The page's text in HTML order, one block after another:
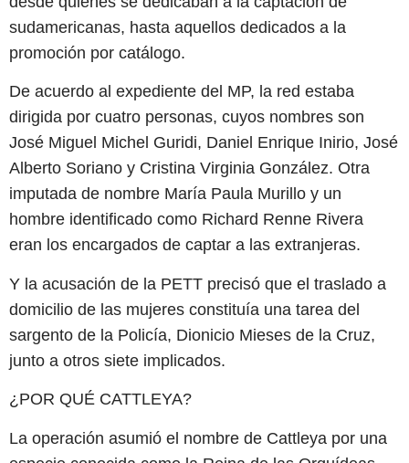
sudamericanas, hasta aquellos dedicados a la
promoción por catálogo.
De acuerdo al expediente del MP, la red estaba
dirigida por cuatro personas, cuyos nombres son
José Miguel Michel Guridi, Daniel Enrique Inirio, José
Alberto Soriano y Cristina Virginia González. Otra
imputada de nombre María Paula Murillo y un
hombre identificado como Richard Renne Rivera
eran los encargados de captar a las extranjeras.
Y la acusación de la PETT precisó que el traslado a
domicilio de las mujeres constituía una tarea del
sargento de la Policía, Dionicio Mieses de la Cruz,
junto a otros siete implicados.
¿POR QUÉ CATTLEYA?
La operación asumió el nombre de Cattleya por una